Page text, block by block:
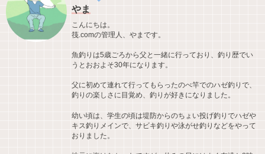
やま
こんにちは。
筏.comの管理人、やまです。
魚釣りは5歳ごろから父と一緒に行っており、釣り歴でい
うとおおよそ30年になります。
父に初めて連れて行ってもらったのべ竿でのハゼ釣りで、
釣りの楽しさに目覚め、釣りが好きになりました。
幼い頃は、学生の頃は堤防からのちょい投げ釣りでハゼや
キス釣りメインで、サビキ釣りや泳がせ釣りなどをやって
おりました。